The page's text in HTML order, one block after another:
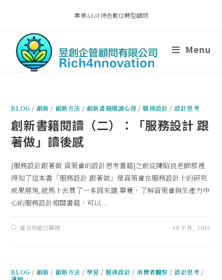
專業AIoT綠色數位轉型顧問
Menu
BLOG / 創新 / 創新方法 / 創新書籍閱讀心得 /服務設計 / 設計思考
創新書籍閱讀（二）：「服務設計 跟
著做」讀後感
[服務設計跟著做 資策會的設計思考書籍]之前從陳昭良老師那裡
得知了這本書「服務設計 跟著做」是資策會在服務設計上的研究
成果展現,就馬上去買了一本回來讀.畢竟，了解資策會與生產力中
心的服務設計相關書籍，可以...
留言功能已關閉 18 9 月, 2016
BLOG / 創新 / 創新方法 / 學習 / 服務設計 / 消費者觀察 / 設計思考 /